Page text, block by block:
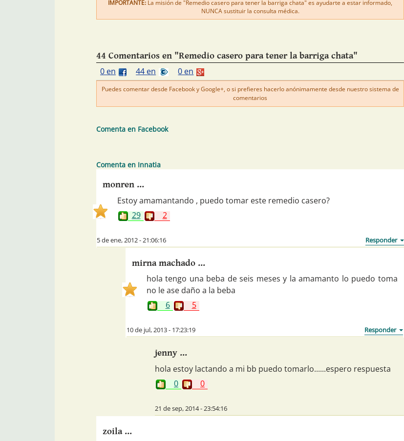
IMPORTANTE: La misión de "Remedio casero para tener la barriga chata" es ayudarte a estar informado,
NUNCA sustituir la consulta médica.
44 Comentarios en "Remedio casero para tener la barriga chata"
0 en
44 en 0 en
Puedes comentar desde Facebook y Google+, o si prefieres hacerlo anónimamente desde nuestro sistema de
comentarios
Comenta en Facebook
Comenta en Innatia
monren ...
Estoy amamantando , puedo tomar este remedio casero?
29
2
5 de ene, 2012 - 21:06:16
mirna machado ...
hola tengo una beba de seis meses y la amamanto lo puedo toma
no le ase daño a la beba
6
5
10 de jul, 2013 - 17:23:19
jenny ...
hola estoy lactando a mi bb puedo tomarlo......espero respuesta
0
0
21 de sep, 2014 - 23:54:16
zoila ...